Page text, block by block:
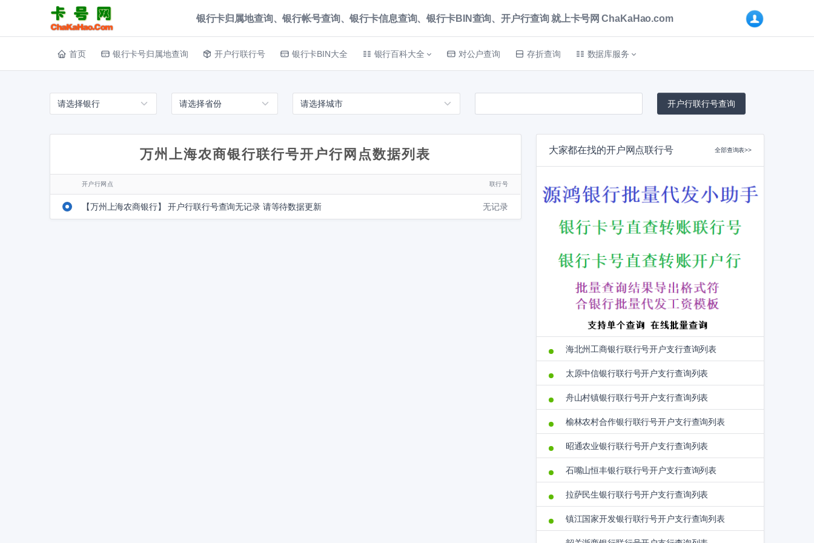
银行卡归属地查询、银行帐号查询、银行卡信息查询、银行卡BIN查询、开户行查询 就上卡号网 ChaKaHao.com
首页 银行卡号归属地查询 开户行联行号 银行卡BIN大全 银行百科大全 对公户查询 存折查询 数据库服务
万州上海农商银行联行号开户行网点数据列表
开户行网点 联行号
【万州上海农商银行】 开户行联行号查询无记录 请等待数据更新 无记录
大家都在找的开户网点联行号 全部查询表>>
海北州工商银行联行号开户支行查询列表
太原中信银行联行号开户支行查询列表
舟山村镇银行联行号开户支行查询列表
榆林农村合作银行联行号开户支行查询列表
昭通农业银行联行号开户支行查询列表
石嘴山恒丰银行联行号开户支行查询列表
拉萨民生银行联行号开户支行查询列表
镇江国家开发银行联行号开户支行查询列表